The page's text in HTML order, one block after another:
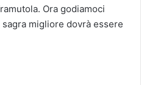
Ora godiamoci
migliore dovrà essere